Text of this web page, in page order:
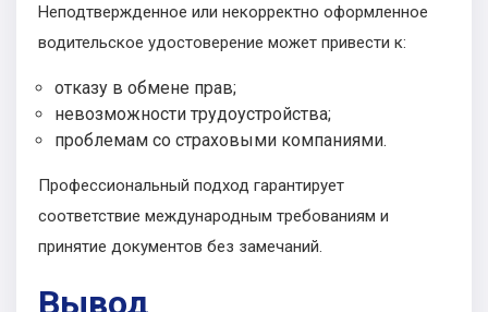
Неподтвержденное или некорректно оформленное
водительское удостоверение может привести к:
отказу в обмене прав;
невозможности трудоустройства;
проблемам со страховыми компаниями.
Профессиональный подход гарантирует
соответствие международным требованиям и
принятие документов без замечаний.
Вывод